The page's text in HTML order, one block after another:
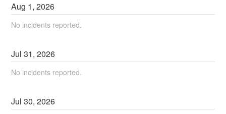
Aug 1,2026
No incidents reported.
Jul31,2026
No incidents reported.
Jul30,2026